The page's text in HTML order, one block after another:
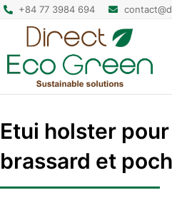
+84 77 3984 694
Etui holster
brassard et